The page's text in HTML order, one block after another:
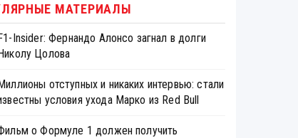
МАТЕРИАЛЫ
Insider: Фернандо Алонсо загнал в долги
Цолова
отступных и никаких интервью: стали
условия ухода Марко из Red Bull
о Формуле 1 должен получить